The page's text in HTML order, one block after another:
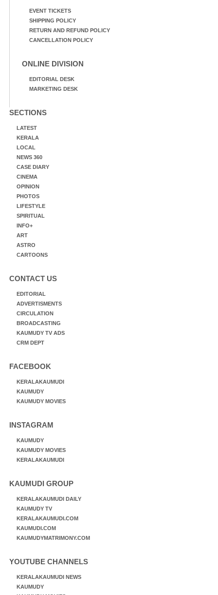
EVENT TICKETS
SHIPPING POLICY
RETURN AND REFUND POLICY
CANCELLATION POLICY
ONLINE DIVISION
EDITORIAL DESK
MARKETING DESK
SECTIONS
LATEST
KERALA
LOCAL
NEWS 360
CASE DIARY
CINEMA
OPINION
PHOTOS
LIFESTYLE
SPIRITUAL
INFO+
ART
ASTRO
CARTOONS
CONTACT US
EDITORIAL
ADVERTISMENTS
CIRCULATION
BROADCASTING
KAUMUDY TV ADS
CRM DEPT
FACEBOOK
KERALAKAUMUDI
KAUMUDY
KAUMUDY MOVIES
INSTAGRAM
KAUMUDY
KAUMUDY MOVIES
KERALAKAUMUDI
KAUMUDI GROUP
KERALAKAUMUDI DAILY
KAUMUDY TV
KERALAKAUMUDI.COM
KAUMUDI.COM
KAUMUDYMATRIMONY.COM
YOUTUBE CHANNELS
KERALAKAUMUDI NEWS
KAUMUDY